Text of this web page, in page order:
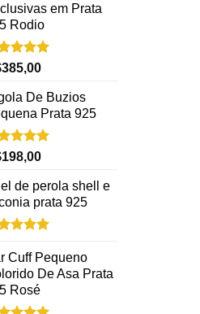
em Prata
Rodio
de 5
385,00
De Buzios
Prata 925
de 5
198,00
de perola shell e
prata 925
de 5
Cuff Pequeno
De Asa Prata
Rosé